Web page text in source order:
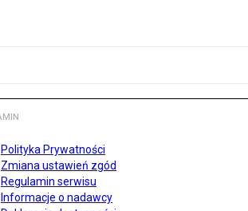
Polityka Prywatności
Zmiana ustawień zgód
Regulamin serwisu
Informacje o nadawcy